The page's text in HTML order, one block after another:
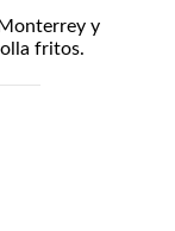
y
fritos.